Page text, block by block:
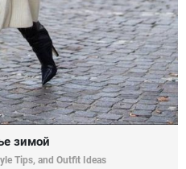
зимой
Tips, and Outfit Ideas